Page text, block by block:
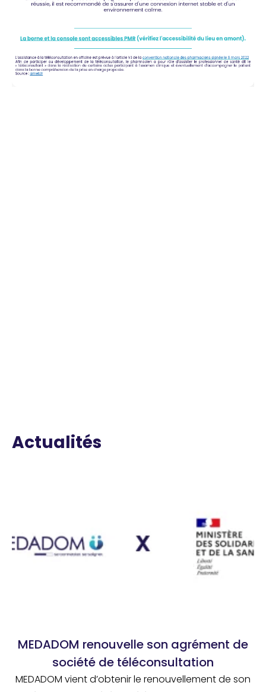
Actualités
MEDADOM renouvelle son agrément de
société de téléconsultation
MEDADOM vient d’obtenir le renouvellement de son